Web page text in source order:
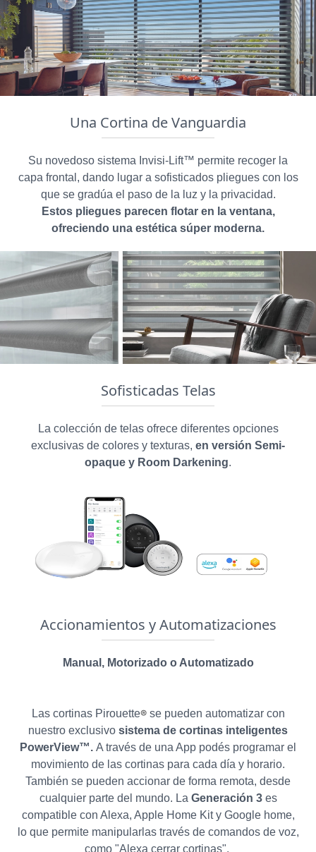
Una Cortina de Vanguardia
Su novedoso sistema Invisi-Lift™ permite recoger la
capa frontal, dando lugar a sofisticados pliegues con los
que se gradúa el paso de la luz y la privacidad.
Estos pliegues parecen flotar en la ventana,
ofreciendo una estética súper moderna.
Sofisticadas Telas
La colección de telas ofrece diferentes opciones
exclusivas de colores y texturas, en versión Semi-
opaque y Room Darkening.
Accionamientos y Automatizaciones
Manual, Motorizado o Automatizado
Las cortinas Pirouette®se pueden automatizar con
nuestro exclusivo sistema de cortinas inteligentes
PowerView™. A través de una App podés programar el
movimiento de las cortinas para cada día y horario.
También se pueden accionar de forma remota, desde
cualquier parte del mundo. La Generación 3es
compatible con Alexa, Apple Home Kit y Google home,
lo que permite manipularlas través de comandos de voz,
como "Alexa cerrar cortinas".